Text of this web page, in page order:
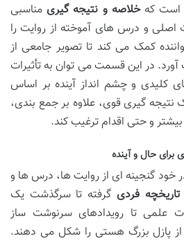
است کهخلاصه و نتیجه گیری مناسبی
اصلی و درس های آموخته از روایت را
کمک می کند تا تصویر جامعی از
در این قسمت می توان به تأثیرات
کلیدی و چشم انداز آینده بر اساس
نتیجه گیری قوی، علاوه بر جمع بندی،
بیشتر و حتی اقدام ترغیب کند.
برای حال و آینده
خود گنجینه ای از روایت ها، درس ها و
تاریخچه فردی گرفته تا سرگذشت یک
علمی تا رویدادهای سرنوشت ساز
پازل بزرگ هستی را شکل می دهند.